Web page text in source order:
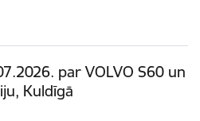
par VOLVO S60 un
Kuldīgā